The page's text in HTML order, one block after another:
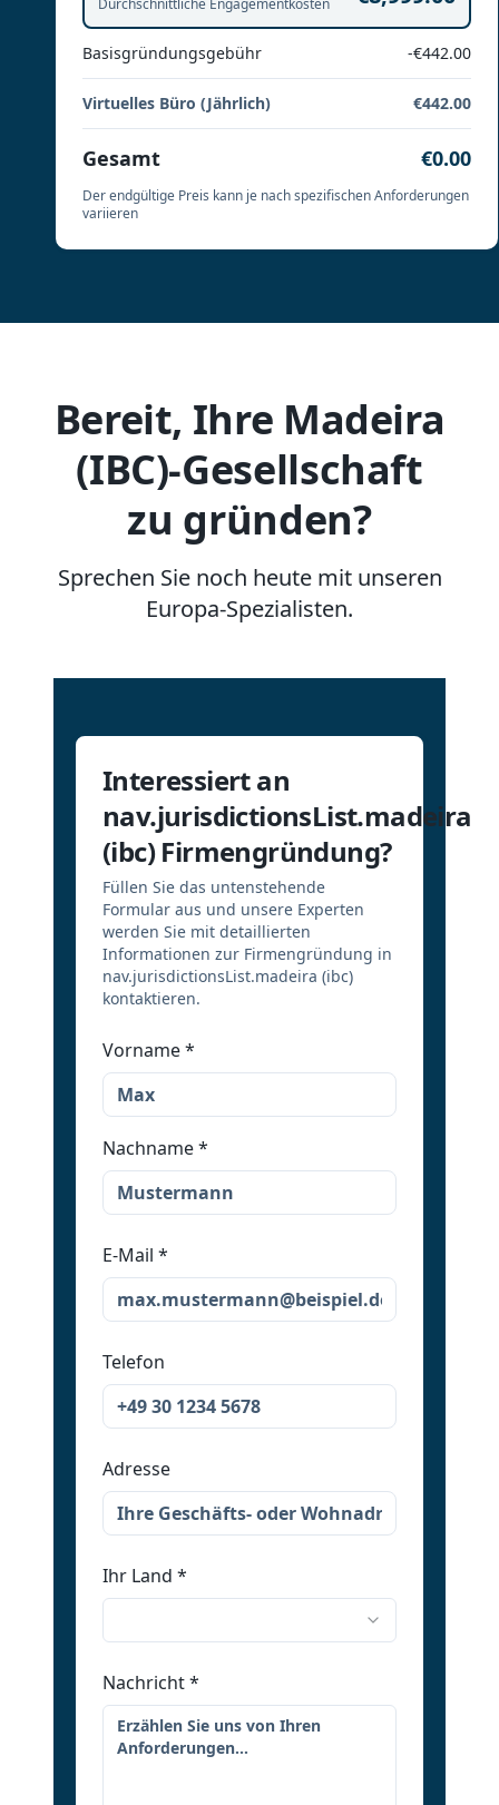
Durchschnittliche Engagementkosten
Basisgründungsgebühr -€442.00
Virtuelles Büro (Jährlich) €442.00
Gesamt €0.00
Der endgültige Preis kann je nach spezifischen Anforderungen
variieren
Bereit, Ihre Madeira
(IBC)-Gesellschaft
zu gründen?
Sprechen Sie noch heute mit unseren
Europa-Spezialisten.
Interessiert an
nav.jurisdictionsList.madeira
(ibc) Firmengründung?
Füllen Sie das untenstehende
Formular aus und unsere Experten
werden Sie mit detaillierten
Informationen zur Firmengründung in
nav.jurisdictionsList.madeira (ibc)
kontaktieren.
Vorname*
Nachname*
E-Mail *
Telefon
Adresse
Ihr Land *
Nachricht*